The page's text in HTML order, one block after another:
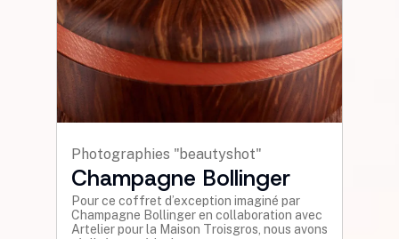
Photographies "beautyshot"
Champagne Bollinger
Pour ce coffret d’exception imaginé par
Champagne Bollinger en collaboration avec
Artelier pour la Maison Troisgros, nous avons